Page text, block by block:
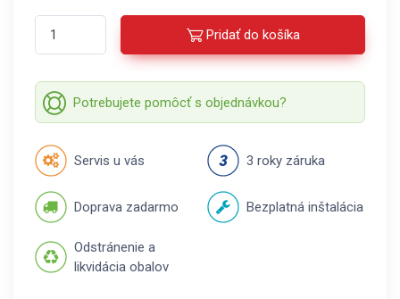
Pridať do košíka
Potrebujete pomôcť s objednávkou?
Servis u vás 3 roky záruka
Doprava zadarmo Bezplatná inštalácia
Odstránenie a
likvidácia obalov